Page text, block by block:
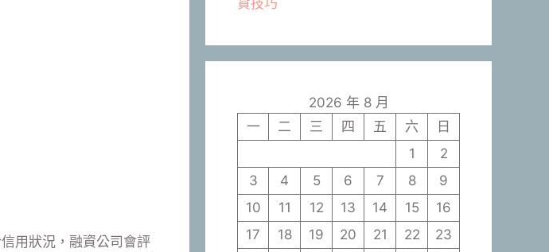
用狀況，融資公司會評
2026 年 8 月
一
二 三 四 五 六
日
1
2
3
4 5 6 7 8
9
10
11 12 13 14 15
16
17
18 19 20 21 22
23